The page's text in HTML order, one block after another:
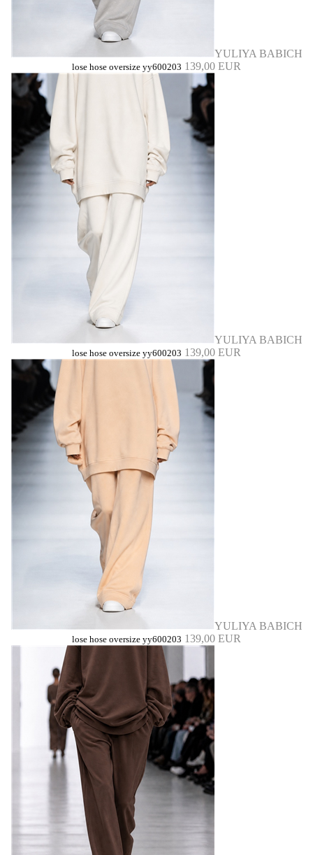
YULIYA BABICH
lose hose oversize yy600203 139,00 EUR
YULIYA BABICH
lose hose oversize yy600203 139,00 EUR
YULIYA BABICH
lose hose oversize yy600203 139,00 EUR